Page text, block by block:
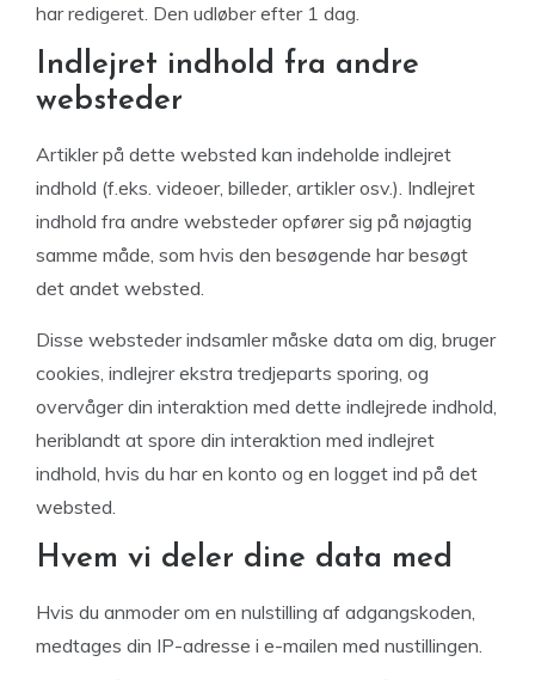
har redigeret. Den udløber efter 1 dag.
Indlejret indhold fra andre
websteder
Artikler på dette websted kan indeholde indlejret
indhold (f.eks. videoer, billeder, artikler osv.). Indlejret
indhold fra andre websteder opfører sig på nøjagtig
samme måde, som hvis den besøgende har besøgt
det andet websted.
Disse websteder indsamler måske data om dig, bruger
cookies, indlejrer ekstra tredjeparts sporing, og
overvåger din interaktion med dette indlejrede indhold,
heriblandt at spore din interaktion med indlejret
indhold, hvis du har en konto og en logget ind på det
websted.
Hvem vi deler dine data med
Hvis du anmoder om en nulstilling af adgangskoden,
medtages din IP-adresse i e-mailen med nustillingen.